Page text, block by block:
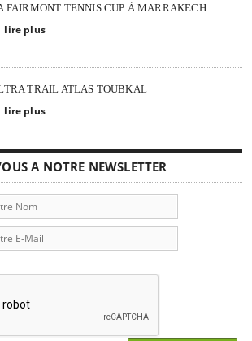
FAIRMONT TENNIS CUP À MARRAKECH
lire plus
TRAIL ATLAS TOUBKAL
lire plus
A NOTRE NEWSLETTER